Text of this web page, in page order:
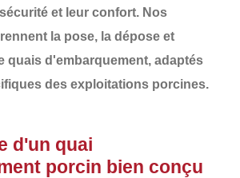
et leur confort. Nos
la pose, la dépose et
quais d'embarquement, adaptés
des exploitations porcines.
d'un quai
porcin bien conçu